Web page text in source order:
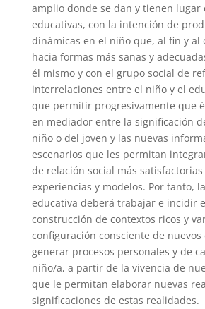
amplio donde se dan y tienen lugar
educativas, con la intención de
dinámicas en el niño que, al fin y al
hacia formas más sanas y
él mismo y con el grupo social de
interrelaciones entre el niño y el
que permitir progresivamente que
en mediador entre la significación
niño o del joven y las nuevas
escenarios que les permitan
de relación social más
experiencias y modelos. Por tanto,
educativa deberá trabajar e incidir
construcción de contextos ricos y
configuración consciente de nuevos
generar procesos personales y de
niño/a, a partir de la vivencia de
que le permitan elaborar nuevas
significaciones de estas realidades.